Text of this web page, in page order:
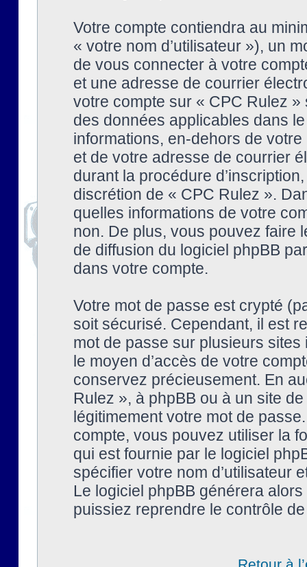
Votre compte contiendra au
« votre nom d’utilisateur »), un
de vous connecter à votre
et une adresse de courrier
votre compte sur « CPC Rulez
des données applicables dans
informations, en-dehors de
et de votre adresse de courrier
durant la procédure
discrétion de « CPC Rulez ».
quelles informations de votre
non. De plus, vous pouvez faire
de diffusion du logiciel phpBB
dans votre compte.
Votre mot de passe est crypté
soit sécurisé. Cependant, il est
mot de passe sur plusieurs
le moyen d’accès de votre
conservez précieusement. En
Rulez », à phpBB ou à un site
légitimement votre mot de
compte, vous pouvez utiliser la
qui est fournie par le logiciel
spécifier votre nom d’utilisateur
Le logiciel phpBB générera
puissiez reprendre le contrôle